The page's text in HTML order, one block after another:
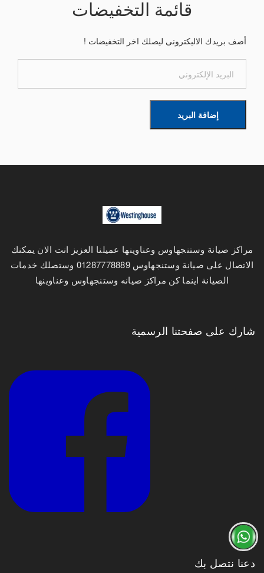
قائمة التخفيضات
أضف بريدك الاليكترونى ليصلك اخر التخفيضات !
إضافة البريد
مراكز صيانة وستنجهاوس وعناوينها عميلنا العزيز انت الان يمكنك
الاتصال على صيانة وستنجهاوس 01287778889 وستصلك خدمات
الصيانة اينما كن مراكز صيانه وستنجهاوس وعناوينها
شارك على صفحتنا الرسمية
دعنا نتصل بك